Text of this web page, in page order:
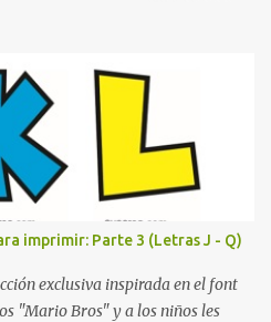
luzca más ordenada,
en esta necesidad, he diseñado
la escuela con un estilo
imprimir en alta calidad. Su
y estética, logrando que
una imagen más
qué son importantes los letreros
diariamente cientos de
institución por primera vez,
o un aula específica puede
imprimir: Parte 3 (Letras J - Q)
exclusiva inspirada en el font
"Mario Bros" y a los niños les